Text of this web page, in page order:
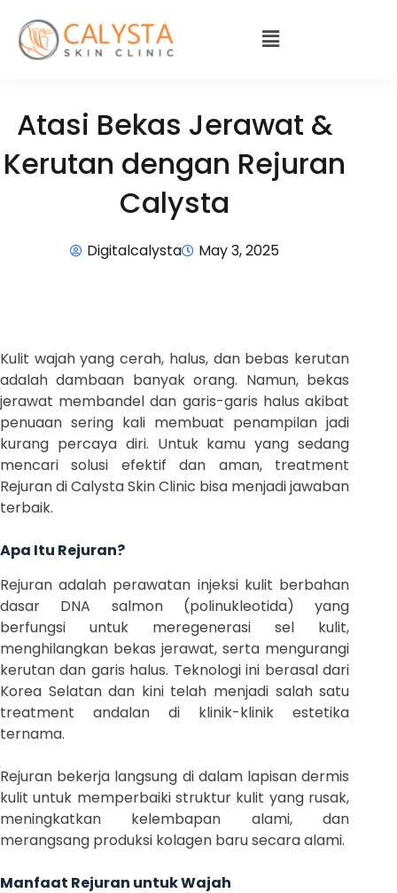
Atasi Bekas Jerawat &
Kerutan dengan Rejuran
Calysta
Digitalcalysta May 3, 2025
Kulit wajah yang cerah, halus, dan bebas kerutan
adalah dambaan banyak orang. Namun, bekas
jerawat membandel dan garis-garis halus akibat
penuaan sering kali membuat penampilan jadi
kurang percaya diri. Untuk kamu yang sedang
mencari solusi efektif dan aman, treatment
Rejuran di Calysta Skin Clinic bisa menjadi jawaban
terbaik.
Apa Itu Rejuran?
Rejuran adalah perawatan injeksi kulit berbahan
dasar DNA salmon (polinukleotida) yang
berfungsi untuk meregenerasi sel kulit,
menghilangkan bekas jerawat, serta mengurangi
kerutan dan garis halus. Teknologi ini berasal dari
Korea Selatan dan kini telah menjadi salah satu
treatment andalan di klinik-klinik estetika
ternama.
Rejuran bekerja langsung di dalam lapisan dermis
kulit untuk memperbaiki struktur kulit yang rusak,
meningkatkan kelembapan alami, dan
merangsang produksi kolagen baru secara alami.
Manfaat Rejuran untuk Wajah